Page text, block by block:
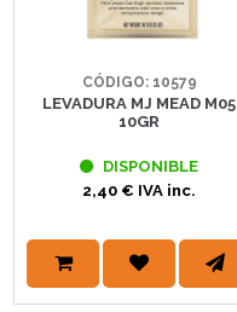
CÓDIGO: 10579
LEVADURA MJ MEAD M05
10GR
DISPONIBLE
2,40 € IVA inc.